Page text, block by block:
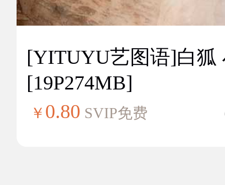
[YITUYU艺图语]白狐
[19P274MB]
￥ 0.80 SVIP免费